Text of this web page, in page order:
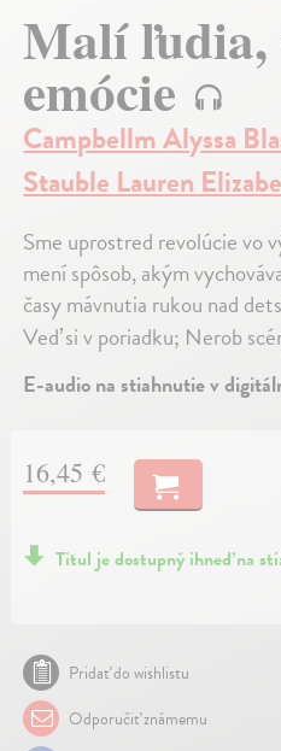
Malí ľudia,
emócie
Campbellm Alyssa
Stauble Lauren
Sme uprostred revolúcie vo
mení spôsob, akým
časy mávnutia rukou nad
Veď si v poriadku; Nerob
E-audio na stiahnutie v
16,45 €
Titul je dostupný ihneď na
Pridať do wishlistu
Odporučiť známemu